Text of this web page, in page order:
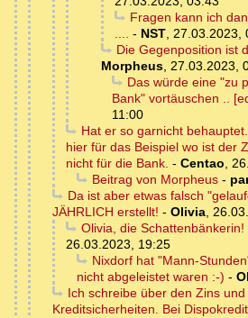
Fragen kann ich
.... - NST, 27.03.2023,
Die Gegenposition ist
Morpheus, 27.03.2023,
Das würde eine "zu
Bank" vortäuschen ..
11:00
Hat er so garnicht
hier für das Beispiel wo ist der
nicht für die Bank. - Centao,
Beitrag von Morpheus-
Da ist aber etwas falsch
JÄHRLICH erstellt! - Olivia,
Olivia, die Schattenbänkerin!
26.03.2023, 19:25
Nixdorf hat "Mann-
nicht abgeleistet waren :-) -
Ich schreibe über den Zins
Kreditsicherheiten. Bei